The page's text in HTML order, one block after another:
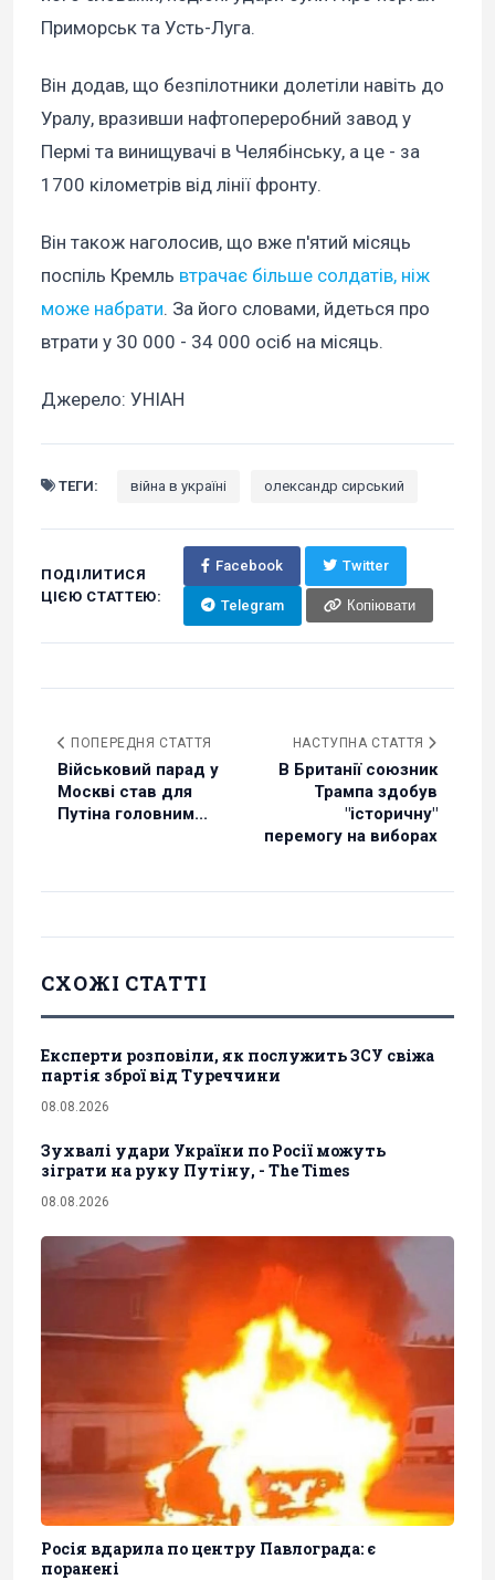
Приморськ та Усть-Луга.
Він додав, що безпілотники долетіли навіть до
Уралу, вразивши нафтопереробний завод у
Пермі та винищувачі в Челябінську, а це - за
1700 кілометрів від лінії фронту.
Він також наголосив, що вже п'ятий місяць
поспіль Кремль втрачає більше солдатів, ніж
може набрати. За його словами, йдеться про
втрати у 30 000 - 34 000 осіб на місяць.
Джерело: УНІАН
ТЕГИ: війна в україні олександр сирський
ПОДІЛИТИСЯ
ЦІЄЮ СТАТТЕЮ:
Facebook Twitter
Telegram Копіювати
ПОПЕРЕДНЯ СТАТТЯ
Військовий парад у
Москві став для
Путіна головним...
НАСТУПНА СТАТТЯ
В Британії союзник
Трампа здобув
"історичну"
перемогу на виборах
СХОЖІ СТАТТІ
Експерти розповіли, як послужить ЗСУ свіжа
партія зброї від Туреччини
08.08.2026
Зухвалі удари України по Росії можуть
зіграти на руку Путіну, - The Times
08.08.2026
Росія вдарила по центру Павлограда: є
поранені